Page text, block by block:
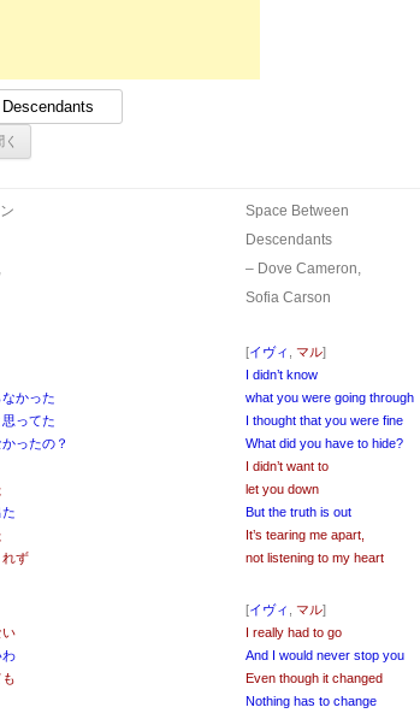
かった
ってた
ったの？
れず
い
わ
Space Between
Descendants
– Dove Cameron,
Sofia Carson
[イヴィ マル]
I didn’t know
what you were going through
I thought that you were fine
What did you have to hide?
I didn’t want to
let you down
But the truth is out
It’s tearing me apart,
not listening to my heart
[イヴィ マル]
I really had to go
And I would never stop you
Even though it changed
Nothing has to change